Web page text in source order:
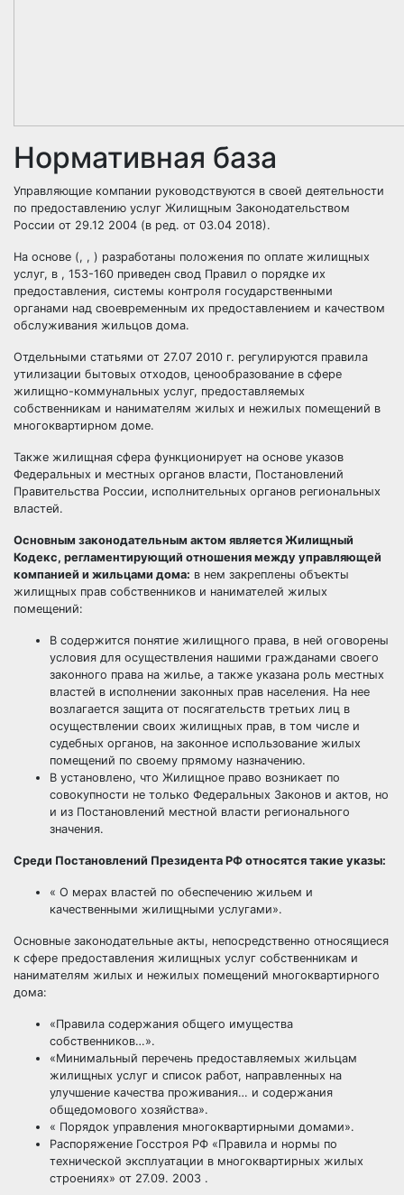
Нормативная база
Управляющие компании руководствуются в своей деятельности
по предоставлению услуг Жилищным Законодательством
России от 29.12 2004 (в ред. от 03.04 2018).
На основе (, , ) разработаны положения по оплате жилищных
услуг, в , 153-160 приведен свод Правил о порядке их
предоставления, системы контроля государственными
органами над своевременным их предоставлением и качеством
обслуживания жильцов дома.
Отдельными статьями от 27.07 2010 г. регулируются правила
утилизации бытовых отходов, ценообразование в сфере
жилищно-коммунальных услуг, предоставляемых
собственникам и нанимателям жилых и нежилых помещений в
многоквартирном доме.
Также жилищная сфера функционирует на основе указов
Федеральных и местных органов власти, Постановлений
Правительства России, исполнительных органов региональных
властей.
Основным законодательным актом является Жилищный
Кодекс, регламентирующий отношения между управляющей
компанией и жильцами дома: в нем закреплены объекты
жилищных прав собственников и нанимателей жилых
помещений:
В содержится понятие жилищного права, в ней оговорены
условия для осуществления нашими гражданами своего
законного права на жилье, а также указана роль местных
властей в исполнении законных прав населения. На нее
возлагается защита от посягательств третьих лиц в
осуществлении своих жилищных прав, в том числе и
судебных органов, на законное использование жилых
помещений по своему прямому назначению.
В установлено, что Жилищное право возникает по
совокупности не только Федеральных Законов и актов, но
и из Постановлений местной власти регионального
значения.
Среди Постановлений Президента РФ относятся такие указы:
« О мерах властей по обеспечению жильем и
качественными жилищными услугами».
Основные законодательные акты, непосредственно относящиеся
к сфере предоставления жилищных услуг собственникам и
нанимателям жилых и нежилых помещений многоквартирного
дома:
«Правила содержания общего имущества
собственников…».
«Минимальный перечень предоставляемых жильцам
жилищных услуг и список работ, направленных на
улучшение качества проживания… и содержания
общедомового хозяйства».
« Порядок управления многоквартирными домами».
Распоряжение Госстроя РФ «Правила и нормы по
технической эксплуатации в многоквартирных жилых
строениях» от 27.09. 2003 .